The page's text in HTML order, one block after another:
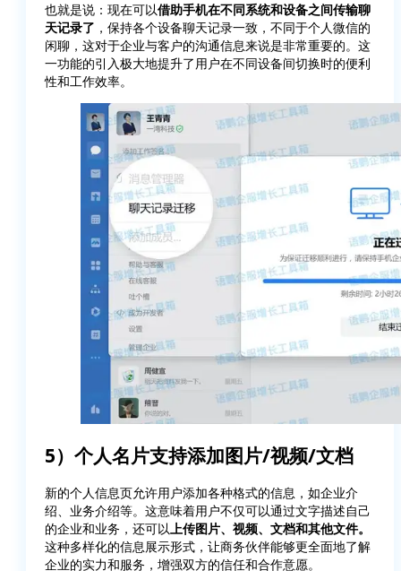
也就是说：现在可以借助手机在不同系统和设备之间传输聊
天记录了 ，保持各个设备聊天记录一致，不同于个人微信的
闲聊，这对于企业与客户的沟通信息来说是非常重要的。这
一功能的引入极大地提升了用户在不同设备间切换时的便利
性和工作效率。
5）个人名片支持添加图片/视频/文档
新的个人信息页允许用户添加各种格式的信息，如企业介
绍、业务介绍等。这意味着用户不仅可以通过文字描述自己
的企业和业务，还可以上传图片、视频、文档和其他文件。
这种多样化的信息展示形式，让商务伙伴能够更全面地了解
企业的实力和服务，增强双方的信任和合作意愿。